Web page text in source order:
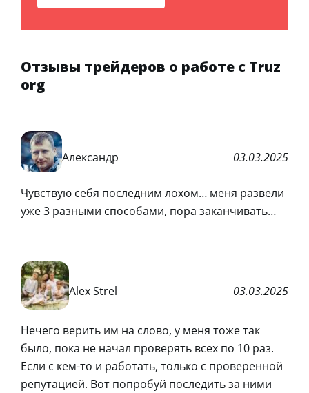
Отзывы трейдеров о работе с Truz
org
Александр 03.03.2025
Чувствую себя последним лохом… меня развели
уже 3 разными способами, пора заканчивать…
Alex Strel 03.03.2025
Нечего верить им на слово, у меня тоже так
было, пока не начал проверять всех по 10 раз.
Если с кем-то и работать, только с проверенной
репутацией. Вот попробуй последить за ними